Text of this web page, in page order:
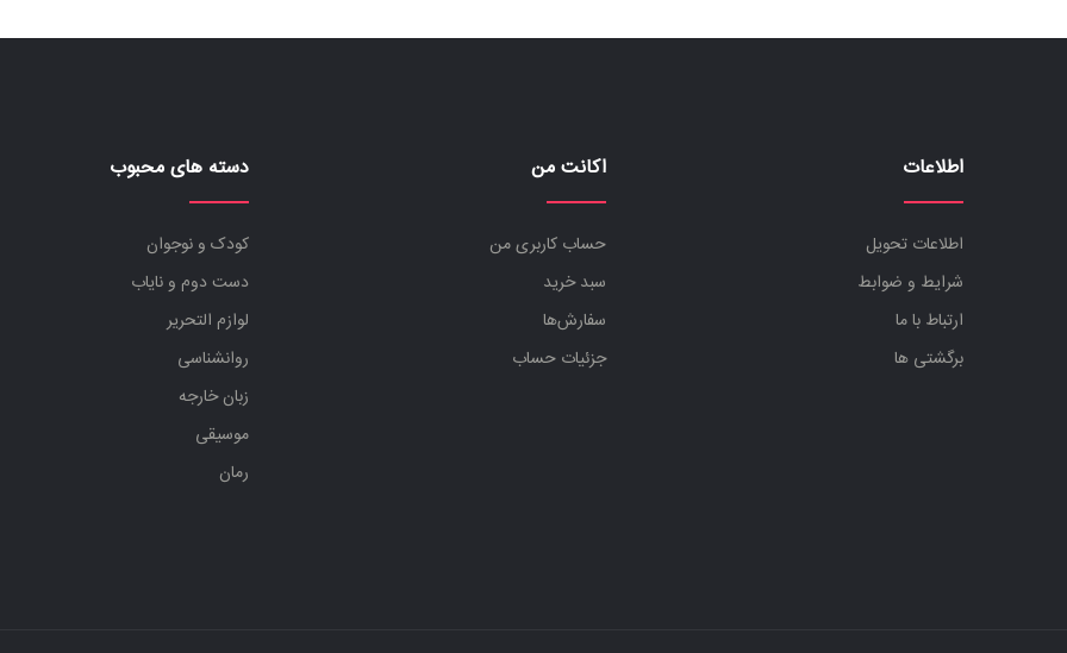
اطلاعات
اطلاعات تحویل
شرایط و ضوابط
ارتباط با ما
برگشتی ها
اکانت من
حساب کاربری من
سبد خرید
سفارش‌ها
جزئیات حساب
دسته های محبوب
کودک و نوجوان
دست دوم و نایاب
لوازم التحریر
روانشناسی
زبان خارجه
موسیقی
رمان